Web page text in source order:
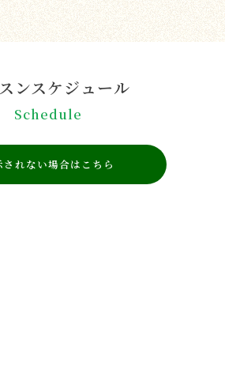
ンスケジュール
されない場合はこちら